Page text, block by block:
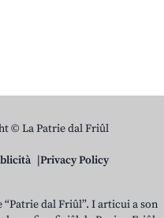
© La Patrie dal Friûl
Privacy Policy
dal Friûl”. I articui a son